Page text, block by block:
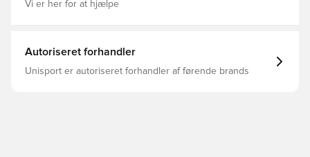
Vi er her for at hjælpe
Autoriseret forhandler
Unisport er autoriseret forhandler af førende brands